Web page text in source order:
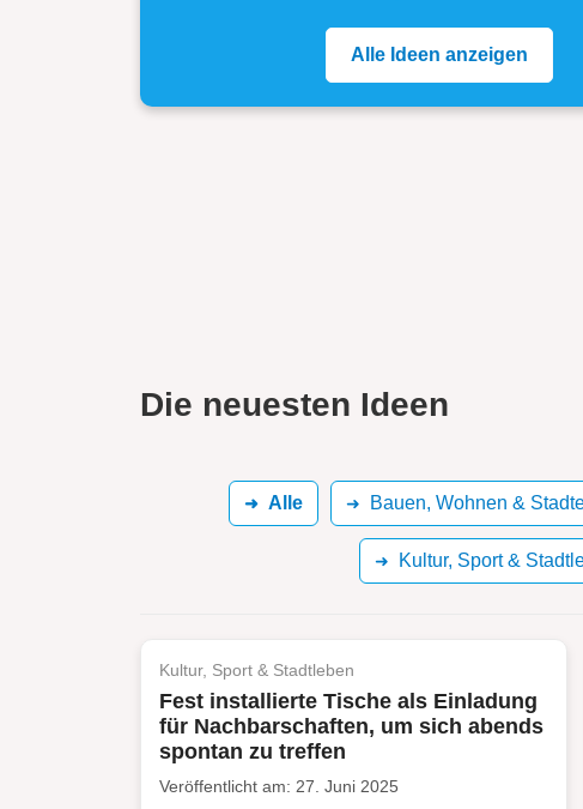
Alle Ideen anzeigen
Die neuesten Ideen
Alle Bauen, Wohnen &
Kultur, Sport &
Kultur, Sport & Stadtleben
Fest installierte Tische als Einladung
für Nachbarschaften, um sich abends
spontan zu treffen
Veröffentlicht am: 27. Juni 2025